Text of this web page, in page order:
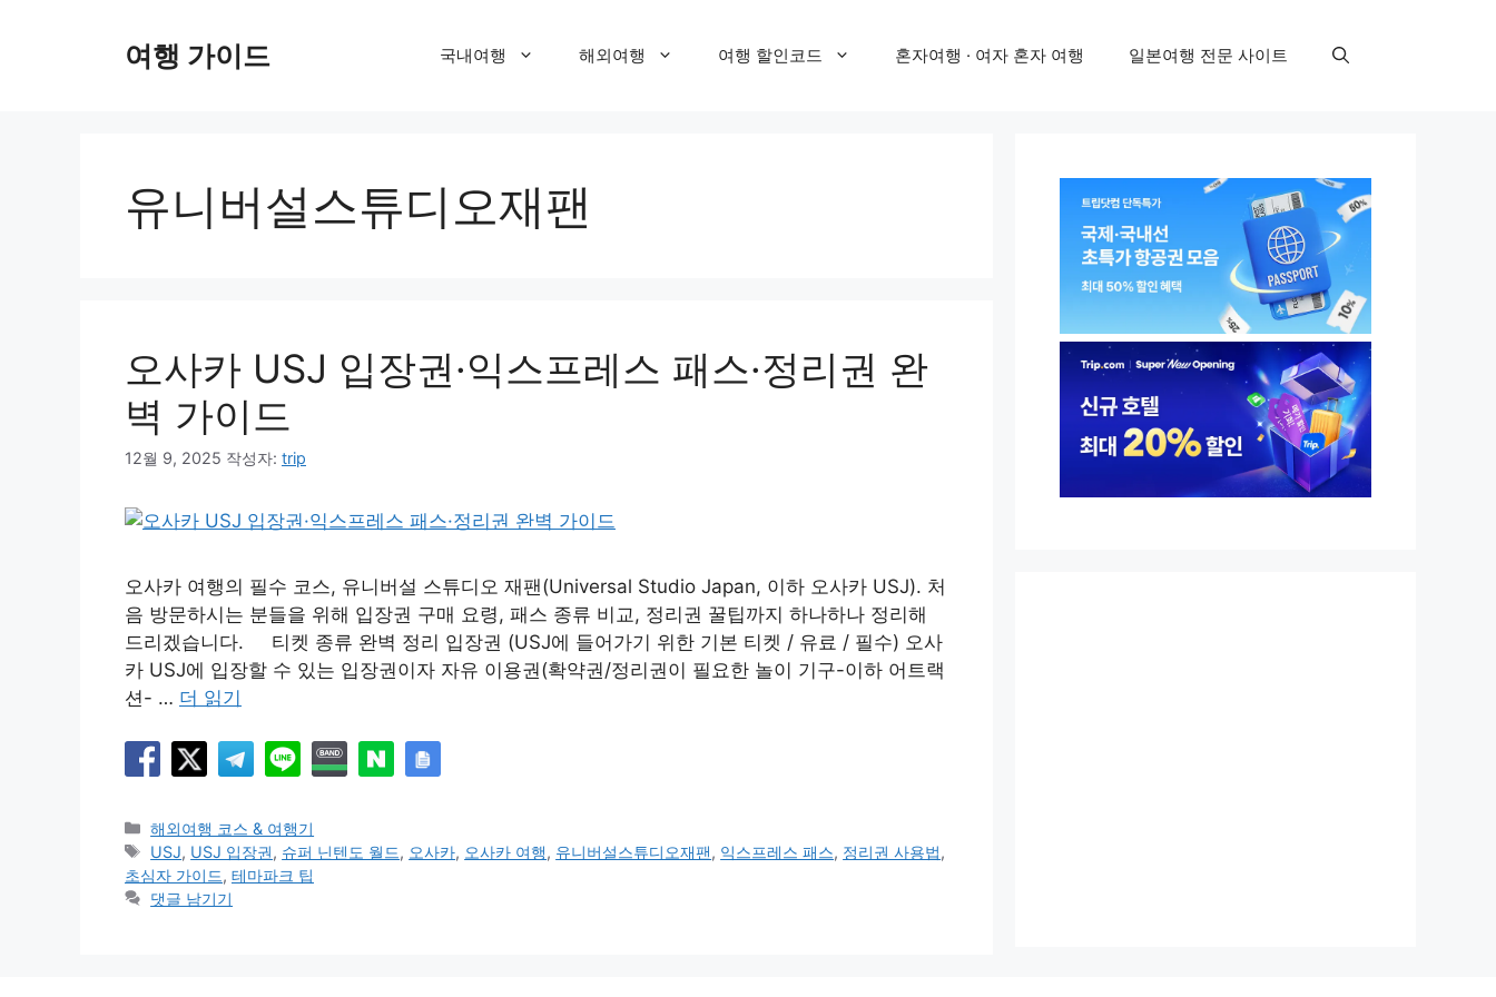
여행 가이드 국내여행 해외여행 여행 할인코드 혼자여행 · 여자 혼자 여행 일본여행 전문 사이트
유니버설스튜디오재팬
오사카 USJ 입장권·익스프레스 패스·정리권 완
벽 가이드
12월 9, 2025 작성자: trip
오사카 여행의 필수 코스, 유니버설 스튜디오 재팬(Universal Studio Japan, 이하 오사카 USJ). 처
음 방문하시는 분들을 위해 입장권 구매 요령, 패스 종류 비교, 정리권 꿀팁까지 하나하나 정리해
드리겠습니다. 티켓 종류 완벽 정리 입장권 (USJ에 들어가기 위한 기본 티켓 / 유료 / 필수) 오사
카 USJ에 입장할 수 있는 입장권이자 자유 이용권(확약권/정리권이 필요한 놀이 기구-이하 어트랙
션- … 더 읽기
카
테
고
리
해외여행 코스 & 여행기
태
그
USJ, USJ 입장권, 슈퍼 닌텐도 월드, 오사카, 오사카 여행, 유니버설스튜디오재팬, 익스프레스 패스, 정리권 사용법,
초심자 가이드, 테마파크 팁
댓글 남기기